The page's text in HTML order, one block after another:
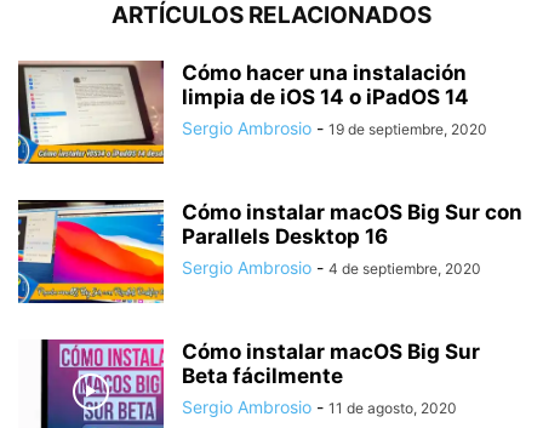
ARTÍCULOS RELACIONADOS
Cómo hacer una instalación
limpia de iOS 14 o iPadOS 14
Sergio Ambrosio - 19 de septiembre, 2020
Cómo instalar macOS Big Sur con
Parallels Desktop 16
Sergio Ambrosio - 4 de septiembre, 2020
Cómo instalar macOS Big Sur
Beta fácilmente
Sergio Ambrosio - 11 de agosto, 2020